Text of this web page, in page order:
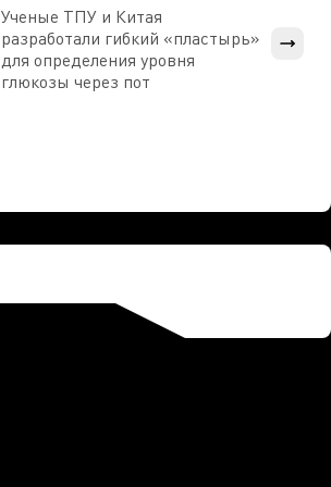
Ученые ТПУ и Китая
разработали гибкий «пластырь»
для определения уровня
глюкозы через пот